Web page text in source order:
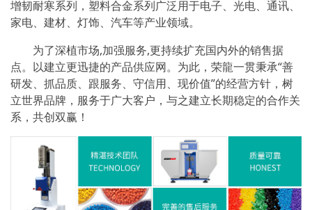
增韧耐寒系列，塑料合金系列广泛用于电子、光电、通讯、
家电、建材、灯饰、汽车等产业领域。
为了深植市场,加强服务,更持续扩充国内外的销售据
点。以建立更迅捷的产品供应网。为此，荣龍一贯秉承“善
研发、抓品质、跟服务、守信用、现价值”的经营方针，树
立世界品牌，服务于广大客户，与之建立长期稳定的合作关
系，共创双赢！